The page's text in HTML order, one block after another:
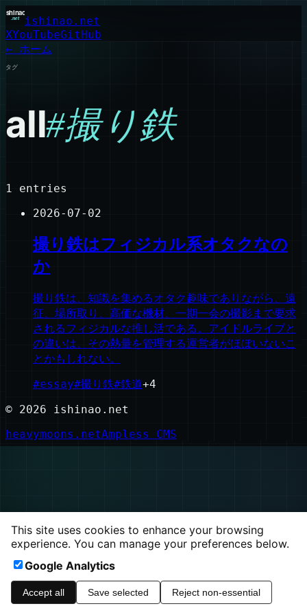
ishinao.net
XYouTubeGitHub
← ホーム
タグ
all#撮り鉄
1
entries
2026-07-02
撮り鉄はフィジカル系オタクなの
か
撮り鉄は、知識を集めるオタク趣味でありながら、遠
征、場所取り、高価な機材、一期一会の撮影まで要求
されるフィジカルな推し活である。アイドルライブと
の違いは、その熱量を管理する運営者がほぼいないこ
とかもしれない。
#essay#撮り鉄#鉄道+4
© 2026
ishinao.net
heavymoons.netAmpless CMS
This site uses cookies to enhance your browsing
experience. You can manage your preferences below.
Google Analytics
Accept all Save selected Reject non-essential